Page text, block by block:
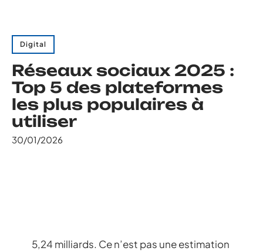
Digital
Réseaux sociaux 2025 :
Top 5 des plateformes
les plus populaires à
utiliser
30/01/2026
5,24 milliards. Ce n’est pas une estimation